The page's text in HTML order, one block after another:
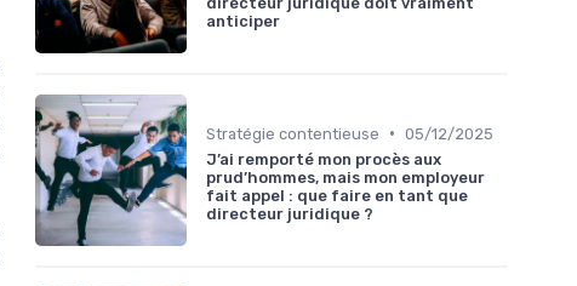
anticiper
Stratégie contentieuse • 05/12/2025
J’ai remporté mon procès aux
prud’hommes, mais mon employeur
fait appel : que faire en tant que
directeur juridique ?